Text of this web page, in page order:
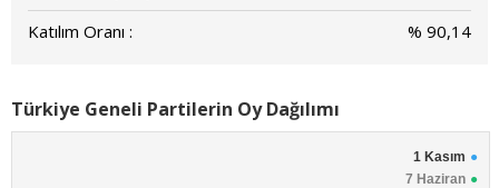
Katılım Oranı :
% 90,14
Türkiye Geneli Partilerin Oy Dağılımı
1 Kasım
7 Haziran